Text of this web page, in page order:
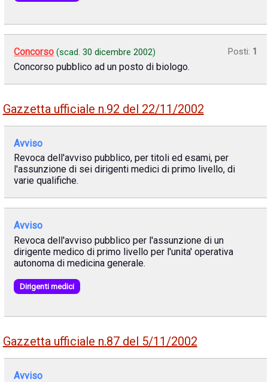
Concorso (scad.30 dicembre 2002) Posti: 1
Concorso pubblico ad un posto di biologo.
Gazzetta ufficiale n.92 del 22/11/2002
Avviso
Revoca dell'avviso pubblico, per titoli ed esami, per
l'assunzione di sei dirigenti medici di primo livello, di
varie qualifiche.
Avviso
Revoca dell'avviso pubblico per l'assunzione di un
dirigente medico di primo livello per l'unita' operativa
autonoma di medicina generale.
Dirigenti medici
Gazzetta ufficiale n.87 del 5/11/2002
Avviso